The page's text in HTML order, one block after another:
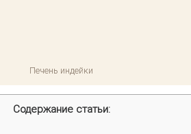
Печень индейки
Содержание статьи: